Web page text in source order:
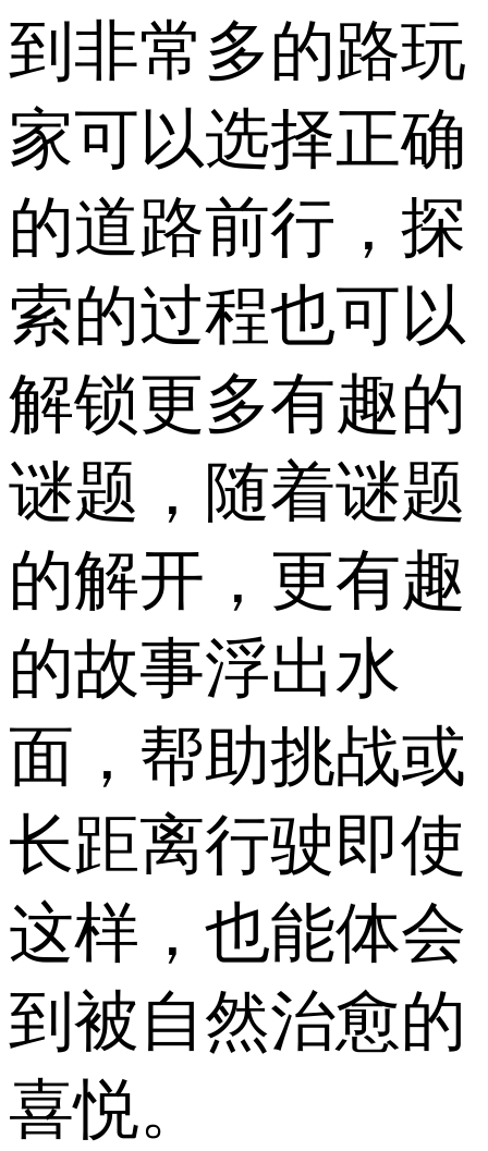
到非常多的路玩
家可以选择正确
的道路前行，探
索的过程也可以
解锁更多有趣的
谜题，随着谜题
的解开，更有趣
的故事浮出水
面，帮助挑战或
长距离行驶即使
这样，也能体会
到被自然治愈的
喜悦。